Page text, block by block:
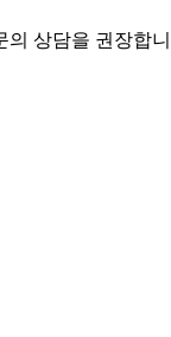
상담을 권장합니